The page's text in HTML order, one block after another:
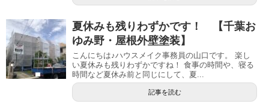
夏休みも残りわずかです！ 【千葉お
ゆみ野・屋根外壁塗装】
こんにちは♪ハウスメイク事務員の山口です。 楽し
い夏休みも残りわずかですね！ 食事の時間や、寝る
時間など夏休み前と同じにして、夏...
記事を読む